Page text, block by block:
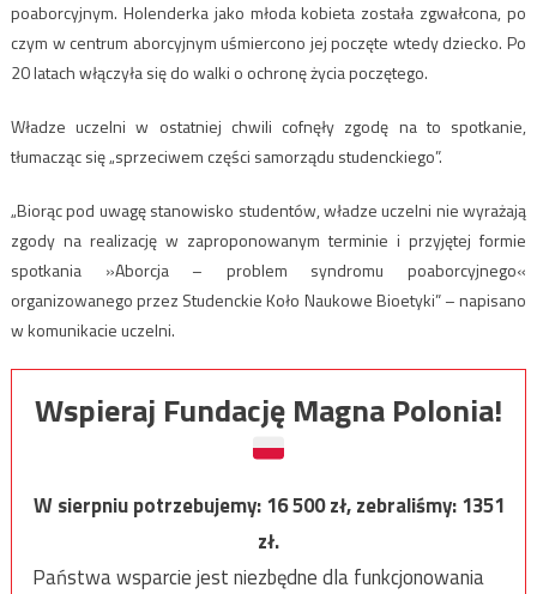
poaborcyjnym. Holenderka jako młoda kobieta została zgwałcona, po
czym w centrum aborcyjnym uśmiercono jej poczęte wtedy dziecko. Po
20 latach włączyła się do walki o ochronę życia poczętego.
Władze uczelni w ostatniej chwili cofnęły zgodę na to spotkanie,
tłumacząc się „sprzeciwem części samorządu studenckiego”.
„Biorąc pod uwagę stanowisko studentów, władze uczelni nie wyrażają
zgody na realizację w zaproponowanym terminie i przyjętej formie
spotkania »Aborcja – problem syndromu poaborcyjnego«
organizowanego przez Studenckie Koło Naukowe Bioetyki” – napisano
w komunikacie uczelni.
Wspieraj Fundację Magna Polonia!
W sierpniu potrzebujemy:16 500zł, zebraliśmy:1351
zł.
Państwa wsparcie jest niezbędne dla funkcjonowania